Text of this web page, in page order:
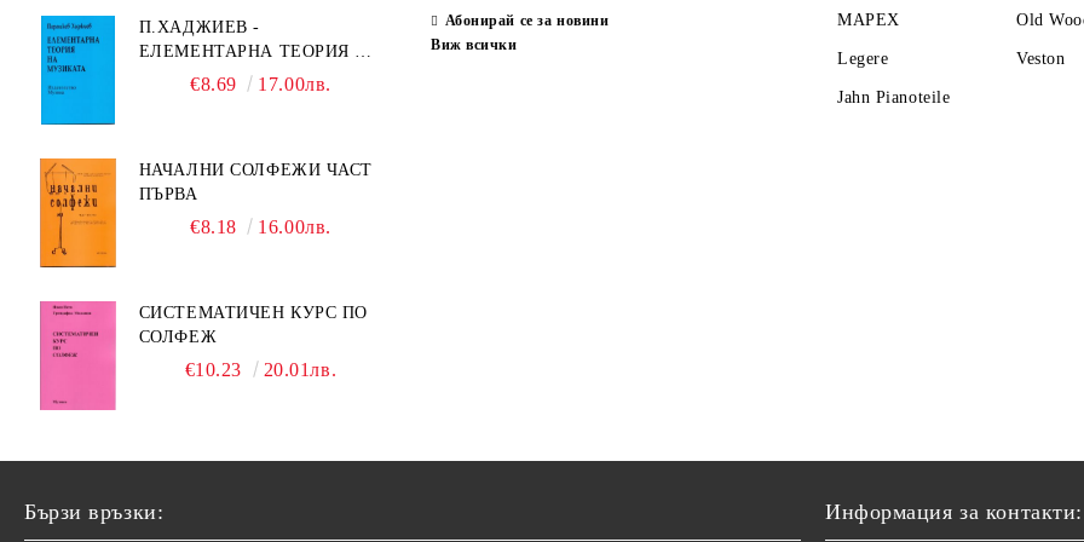
П.ХАДЖИЕВ -
ЕЛЕМЕНТАРНА ТЕОРИЯ НА
МУЗИКАТА
€8.69 17.00лв.
НАЧАЛНИ СОЛФЕЖИ ЧАСТ
ПЪРВА
€8.18 16.00лв.
СИСТЕМАТИЧЕН КУРС ПО
СОЛФЕЖ
€10.23 20.01лв.
Абонирай се за новини
Виж всички
MAPEX Old
Legere Veston
Jahn Pianoteile
Бързи връзки: Информация за контакти: